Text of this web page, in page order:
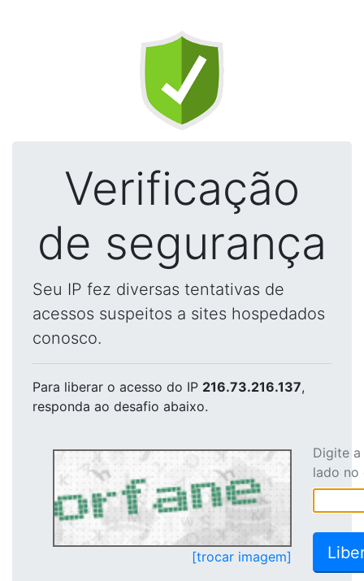
Verificação
de segurança
Seu IP fez diversas tentativas de
acessos suspeitos a sites hospedados
conosco.
Para liberar o acesso do IP 216.73.216.137,
responda ao desafio abaixo.
[trocar imagem]
Digite
lado no